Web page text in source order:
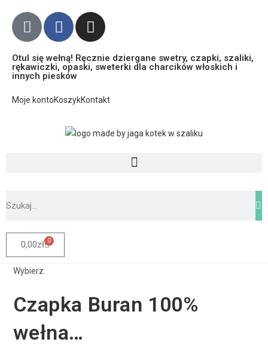
Otul się wełną! Ręcznie dziergane swetry, czapki, szaliki,
rękawiczki, opaski, sweterki dla charcików włoskich i
innych piesków
Moje kontoKoszykKontakt
0,00zł 0
Wybierz:
Czapka Buran 100%
wełna…